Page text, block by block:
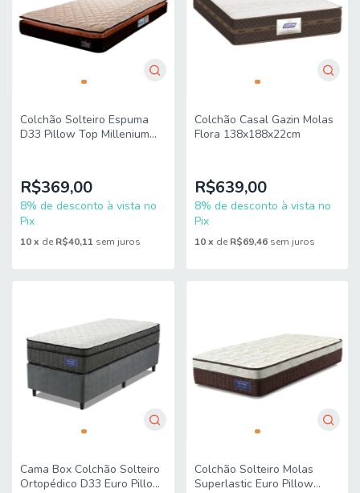
Colchão Solteiro Espuma
D33 Pillow Top Millenium
Suporta até 120k
R$369,00
8% de desconto à vista no
Pix
10x de R$40,11 sem juros
Colchão Casal Gazin Molas
Flora 138x188x22cm
R$639,00
8% de desconto à vista no
Pix
10 x de R$69,46 sem juros
Cama Box Colchão Solteiro
Ortopédico D33 Euro Pillow
Colchão Solteiro Molas
Superlastic Euro Pillow